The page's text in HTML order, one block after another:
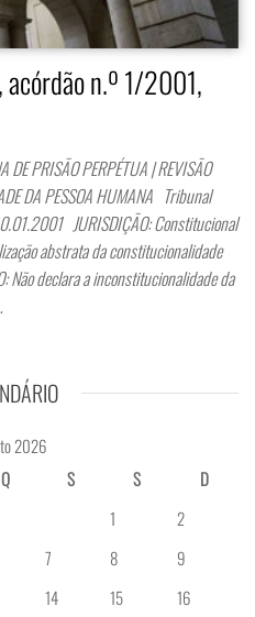
n.º 1/2001,
DE PRISÃO PERPÉTUA | REVISÃO
DA PESSOA HUMANA Tribunal
JURISDIÇÃO: Constitucional
abstrata da constitucionalidade
Não declara a inconstitucionalidade da
2026
Q S S
D
1
2
7 8
9
14 15
16